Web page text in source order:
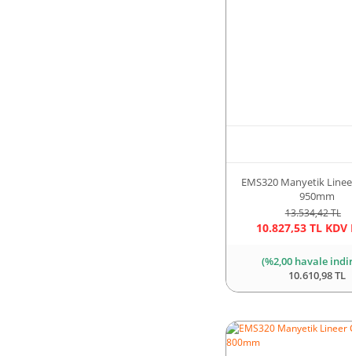
EMS320 Manyetik
950mm
13.534,42 TL
10.827,53 TL KDV
(%2,00 havale
10.610,98 TL